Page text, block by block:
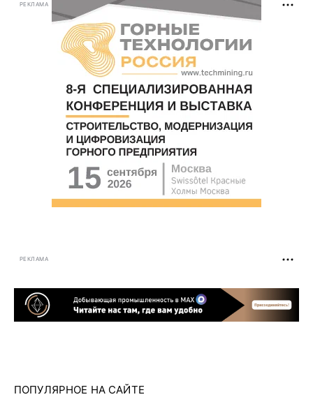
РЕКЛАМА
РЕКЛАМА
ПОПУЛЯРНОЕ НА САЙТЕ